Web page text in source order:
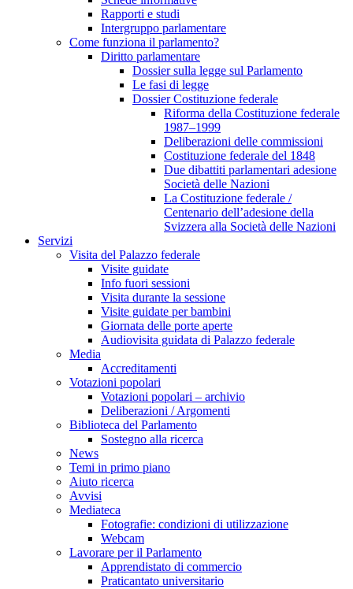
Rapporti e studi
Intergruppo parlamentare
Come funziona il parlamento?
Diritto parlamentare
Dossier sulla legge sul Parlamento
Le fasi di legge
Dossier Costituzione federale
Riforma della Costituzione federale
1987–1999
Deliberazioni delle commissioni
Costituzione federale del 1848
Due dibattiti parlamentari adesione
Società delle Nazioni
La Costituzione federale /
Centenario dell’adesione della
Svizzera alla Società delle Nazioni
Servizi
Visita del Palazzo federale
Visite guidate
Info fuori sessioni
Visita durante la sessione
Visite guidate per bambini
Giornata delle porte aperte
Audiovisita guidata di Palazzo federale
Media
Accreditamenti
Votazioni popolari
Votazioni popolari – archivio
Deliberazioni / Argomenti
Biblioteca del Parlamento
Sostegno alla ricerca
News
Temi in primo piano
Aiuto ricerca
Avvisi
Mediateca
Fotografie: condizioni di utilizzazione
Webcam
Lavorare per il Parlamento
Apprendistato di commercio
Praticantato universitario